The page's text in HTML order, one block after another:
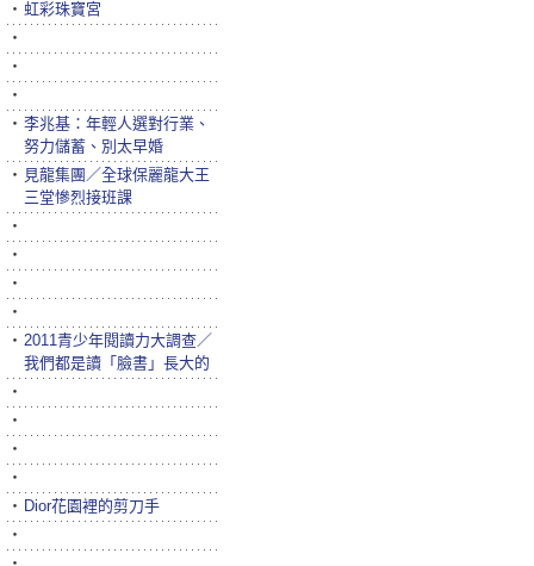
‧ 虹彩珠寶宮
‧
‧
‧
‧ 李兆基：年輕人選對行業、
努力儲蓄、別太早婚
‧ 見龍集團／全球保麗龍大王
三堂慘烈接班課
‧
‧
‧
‧
‧ 2011青少年閱讀力大調查／
我們都是讀「臉書」長大的
‧
‧
‧
‧
‧ Dior花園裡的剪刀手
‧